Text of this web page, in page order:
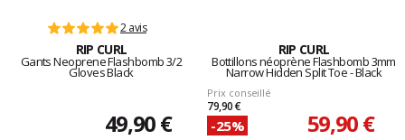
2 avis
RIP CURL
Gants Neoprene Flashbomb 3/2
Gloves Black
49,90 €
RIP CURL
Bottillons néoprène Flashbomb 3mm
Narrow Hidden Split Toe - Black
Prix conseillé
79,90 €
-25% 59,90 €